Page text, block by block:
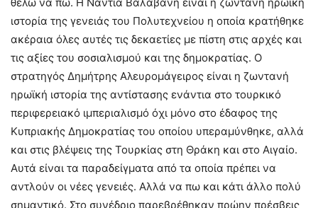
ιστορία της γενειάς του Πολυτεχνείου η οποία κρατήθηκε
ακέραια όλες αυτές τις δεκαετίες με πίστη στις αρχές και
τις αξίες του σοσιαλισμού και της δημοκρατίας. Ο
στρατηγός Δημήτρης Αλευρομάγειρος είναι η ζωντανή
ηρωϊκή ιστορία της αντίστασης ενάντια στο τουρκικό
περιφερειακό ιμπεριαλισμό όχι μόνο στο έδαφος της
Κυπριακής Δημοκρατίας του οποίου υπεραμύνθηκε, αλλά
και στις βλέψεις της Τουρκίας στη Θράκη και στο Αιγαίο.
Αυτά είναι τα παραδείγματα από τα οποία πρέπει να
αντλούν οι νέες γενειές. Αλλά να πω και κάτι άλλο πολύ
σημαντικό. Στο συνέδριο παρεβρέθηκαν πρώην πρέσβεις